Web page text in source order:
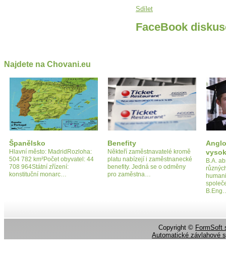
Sdílet
FaceBook
Najdete na Chovani.eu
Španělsko
Hlavní město: MadridRozloha:
504 782 km²Počet obyvatel: 44
708 964Státní zřízení:
konstituční monarc…
Benefity
Někteří zaměstnavatelé kromě
platu nabízejí i zaměstnanecké
benefity. Jedná se o odměny
pro zaměstna…
B.A.
Copyright © FormSoft
Automatické závlahové